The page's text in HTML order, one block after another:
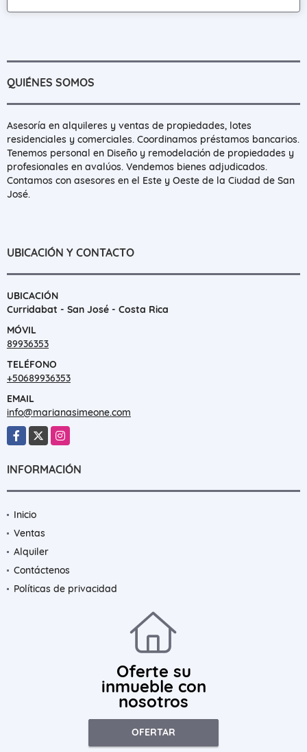
QUIÉNES SOMOS
Asesoría en alquileres y ventas de propiedades, lotes
residenciales y comerciales. Coordinamos préstamos bancarios.
Tenemos personal en Diseño y remodelación de propiedades y
profesionales en avalúos. Vendemos bienes adjudicados.
Contamos con asesores en el Este y Oeste de la Ciudad de San
José.
UBICACIÓN Y CONTACTO
UBICACIÓN
Curridabat - San José - Costa Rica
MÓVIL
89936353
TELÉFONO
+50689936353
EMAIL
info@marianasimeone.com
Facebook
X Instagram
INFORMACIÓN
Inicio
Ventas
Alquiler
Contáctenos
Políticas de privacidad
Oferte su
inmueble con
nosotros
OFERTAR